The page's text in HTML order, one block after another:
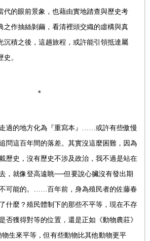
代的眼前景象，也藉由實地踏查與歷史考
之作抽絲剝繭，看清裡頭交織的虛構與真
沉積之後，這趟旅程，或許能引領抵達屬
。
＊
走過的地方化為『重寫本』……或許有些傲慢
問這百年間的落差。其實沒這麼困難，因為
歷史，沒有歷史不涉及政治，我不過是站在
，就像登高遠眺──但要說心臟沒有發出期
可能的。……百年前，身為殖民者的佐藤春
什麼？殖民體制下的那些不平等，現在不存
否獲得對等的位置，還是正如《動物農莊》
生來平等，但有些動物比其他動物更平